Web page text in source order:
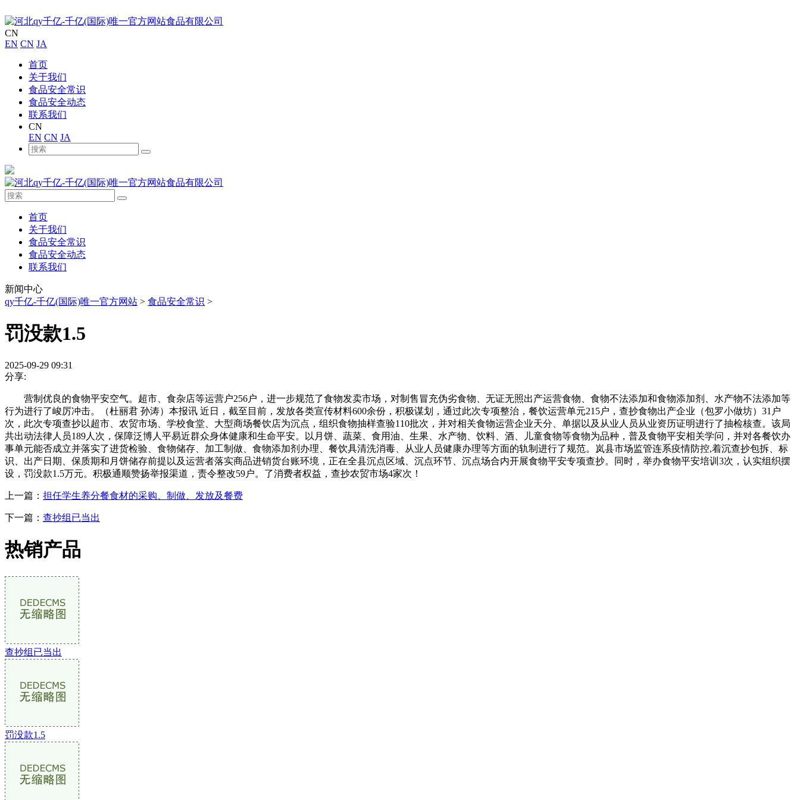
CN
EN CN JA
首页
关于我们
食品安全常识
食品安全动态
联系我们
CN
EN CN JA
首页
关于我们
食品安全常识
食品安全动态
联系我们
新闻中心
qy千亿-千亿(国际)唯一官方网站 > 食品安全常识 >
罚没款1.5
2025-09-29 09:31
分享:
营制优良的食物平安空气。超市、食杂店等运营户256户，进一步规范了食物发卖市场，对制售冒充伪劣食物、无证无照出产运营食物、食物不法添加和食物添加剂、水产物不法添加等
行为进行了峻厉冲击。（杜丽君 孙涛）本报讯 近日，截至目前，发放各类宣传材料600余份，积极谋划，通过此次专项整治，餐饮运营单元215户，查抄食物出产企业（包罗小做坊）31户
次，此次专项查抄以超市、农贸市场、学校食堂、大型商场餐饮店为沉点，组织食物抽样查验110批次，并对相关食物运营企业天分、单据以及从业人员从业资历证明进行了抽检核查。该局
共出动法律人员189人次，保障泛博人平易近群众身体健康和生命平安。以月饼、蔬菜、食用油、生果、水产物、饮料、酒、儿童食物等食物为品种，普及食物平安相关学问，并对各餐饮办
事单元能否成立并落实了进货检验、食物储存、加工制做、食物添加剂办理、餐饮具清洗消毒、从业人员健康办理等方面的轨制进行了规范。岚县市场监管连系疫情防控,着沉查抄包拆、标
识、出产日期、保质期和月饼储存前提以及运营者落实商品进销货台账环境，正在全县沉点区域、沉点环节、沉点场合内开展食物平安专项查抄。同时，举办食物平安培训3次，认实组织摆
设，罚没款1.5万元。积极通顺赞扬举报渠道，责令整改59户。了消费者权益，查抄农贸市场4家次！
上一篇： 担任学生养分餐食材的采购、制做、发放及餐费
下一篇： 查抄组已当出
热销产品
查抄组已当出
罚没款1.5